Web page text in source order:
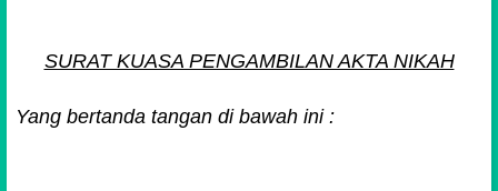
SURAT KUASA PENGAMBILAN AKTA NIKAH
Yang bertanda tangan di bawah ini :